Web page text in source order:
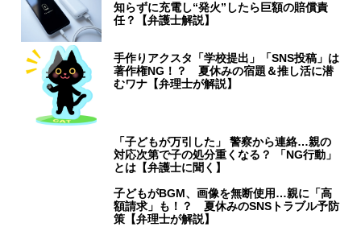
知らずに充電し“発火”したら巨額の賠償責
任？【弁護士解説】
手作りアクスタ「学校提出」「SNS投稿」は
著作権NG！？ 夏休みの宿題＆推し活に潜
むワナ【弁理士が解説】
「子どもが万引した」 警察から連絡…親の
対応次第で子の処分重くなる？ 「NG行動」
とは【弁護士に聞く】
子どもがBGM、画像を無断使用…親に「高
額請求」も！？ 夏休みのSNSトラブル予防
策【弁理士が解説】